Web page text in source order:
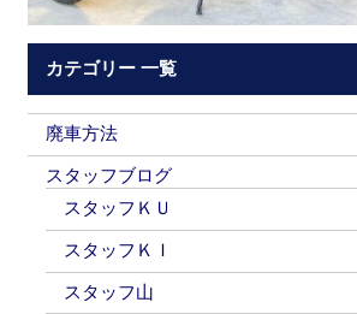
カテゴリー 一覧
廃車方法
スタッフブログ
スタッフＫＵ
スタッフＫＩ
スタッフ山